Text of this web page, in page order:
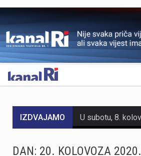
OGLAS
IZDVAJAMO
DAN: 20. KOLOVOZA 2020.